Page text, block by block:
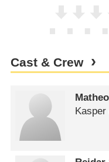
Cast & Crew
Kasper